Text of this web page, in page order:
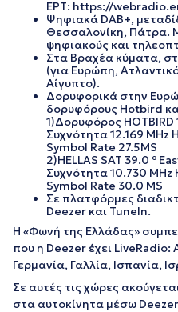
ΕΡΤ: https://
Ψηφιακά DAB+,
Θεσσαλονίκη, Πάτρα.
ψηφιακούς και
Στα Βραχέα κύματα,
(για Ευρώπη,
Αίγυπτο).
Δορυφορικά στην
δορυφόρους Hotbird
1)Δορυφόρος HOTBIRD
Συχνότητα 12.169 MHz
Symbol Rate 27.5MS
2)HELLAS SAT 39.0 º
Συχνότητα 10.730 MHz
Symbol Rate 30.0 MS
Σε πλατφόρμες
Deezer και TuneIn.
Η «Φωνή της Ελλάδας»
που η Deezer έχει LiveRadio:
Γερμανία, Γαλλία, Ισπανία,
Σε αυτές τις χώρες
στα αυτοκίνητα μέσω